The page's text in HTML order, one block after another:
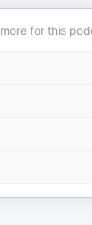
for this